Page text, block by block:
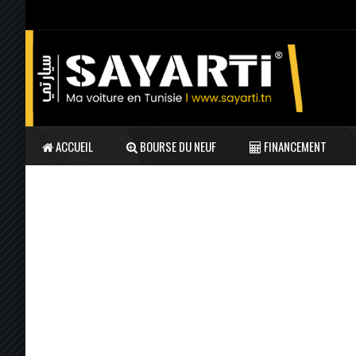
ACCUEIL BOURSE DU NEUF FINANCEMENT